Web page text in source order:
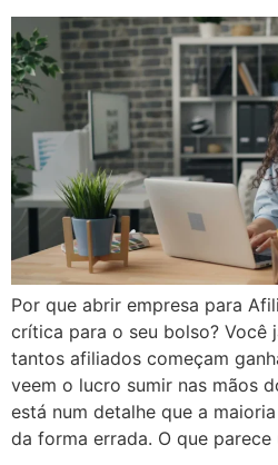
Por que abrir empresa para
crítica para o seu bolso? Você
tantos afiliados começam
veem o lucro sumir nas mãos
está num detalhe que a
da forma errada. O que